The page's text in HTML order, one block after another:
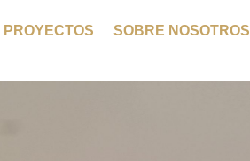
PROYECTOS SOBRE NOSOTROS